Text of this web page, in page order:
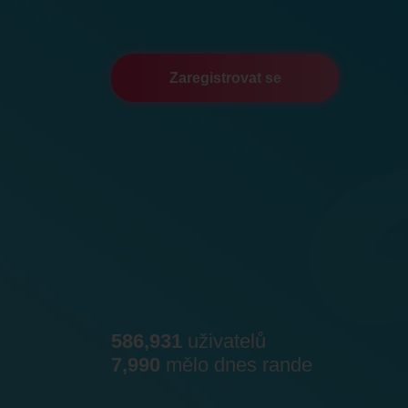
Zaregistrovat se
586,931 uživatelů
7,990 mělo dnes rande